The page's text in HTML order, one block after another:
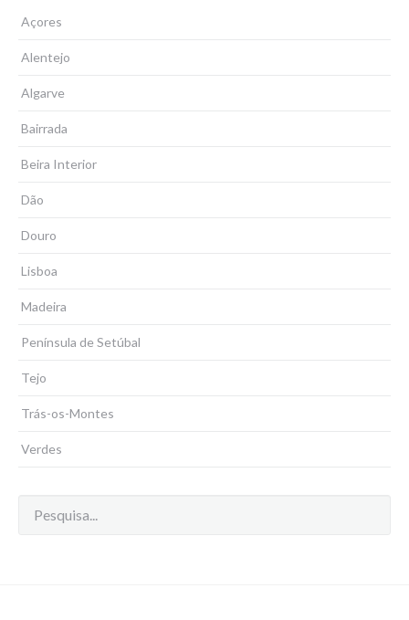
Açores
Alentejo
Algarve
Bairrada
Beira Interior
Dão
Douro
Lisboa
Madeira
Península de Setúbal
Tejo
Trás-os-Montes
Verdes